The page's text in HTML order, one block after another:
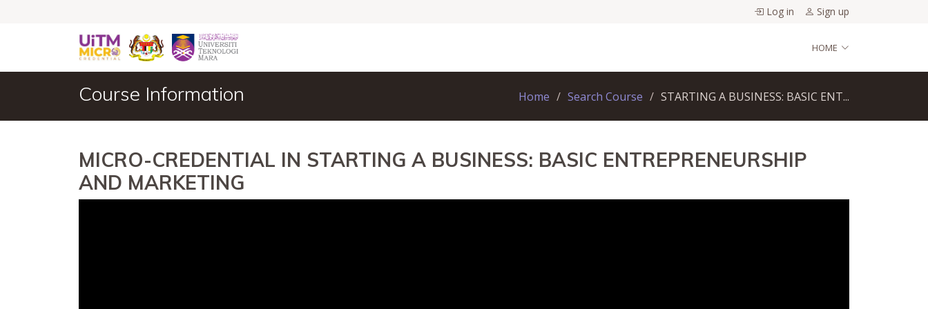
Log in Sign up
HOME
Course Information Home Search Course STARTING A BUSINESS: BASIC ENT...
MICRO-CREDENTIAL IN STARTING A BUSINESS: BASIC ENTREPRENEURSHIP
AND MARKETING